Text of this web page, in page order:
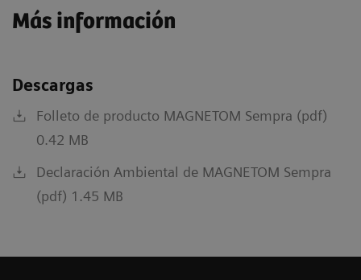
Más información
Descargas
Folleto de producto MAGNETOM Sempra (pdf)
0.42 MB
Declaración Ambiental de MAGNETOM Sempra
(pdf) 1.45 MB